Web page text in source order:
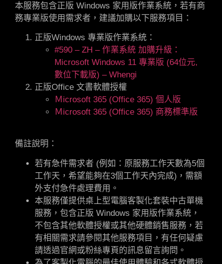
本服務包含正版 Windows 家用版作業系統，若有商
務專業版使用需求者，建議加購以下服務項目：
正版Windows 專業版作業系統：
#590 – ZH – 作業系統 加購升級：
Microsoft Windows 11 專業版 (64位元,
數位下載版) – Whengi
正版Office 文書軟體授權
Ｍicrosoft 365 (Office 365) 個人版
Ｍicrosoft 365 (Office 365) 商務標準版
備註說明：
若有急件需求者 (例如：原服務工作天數為5個
工作天，希望能夠在3個工作天內完成)，需額
外支付急件處理費用。
本服務僅提供桌上型電腦客製化套裝中古單機
服務，包含正版 Windows 家用版作業系統，
不包含其他軟體授權或其他硬體銷售服務，若
有相關需求請參閱其他服務項目，有任何疑慮
請透過官網或粉絲專頁的訊息留言詢問。